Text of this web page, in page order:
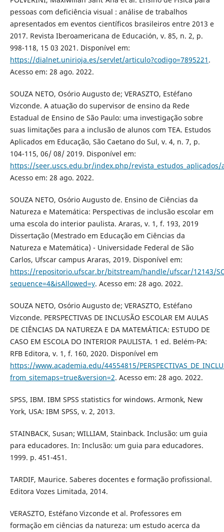
pessoas com deficiência visual : análise de trabalhos
apresentados em eventos científicos brasileiros entre 2013 e
2017. Revista Iberoamericana de Educación, v. 85, n. 2, p.
998-118, 15 03 2021. Disponível em:
https://dialnet.unirioja.es/servlet/articulo?codigo=7895221 .
Acesso em: 28 ago. 2022.
SOUZA NETO, Osório Augusto de; VERASZTO, Estéfano
Vizconde. A atuação do supervisor de ensino da Rede
Estadual de Ensino de São Paulo: uma investigação sobre
suas limitações para a inclusão de alunos com TEA. Estudos
Aplicados em Educação, São Caetano do Sul, v. 4, n. 7, p.
104-115, 06/ 08/ 2019. Disponível em:
https://seer.uscs.edu.br/index.php/
Acesso em: 28 ago. 2022.
SOUZA NETO, Osório Augusto de. Ensino de Ciências da
Natureza e Matemática: Perspectivas de inclusão escolar em
uma escola do interior paulista. Araras, v. 1, f. 193, 2019
Dissertação (Mestrado em Educação em Ciências da
Natureza e Matemática) - Universidade Federal de São
Carlos, Ufscar campus Araras, 2019. Disponível em:
https://repositorio.ufscar.br/bitstream/handle/ufscar/12143/
sequence=4&isAllowed=y. Acesso em: 28 ago. 2022.
SOUZA NETO, Osório Augusto de; VERASZTO, Estéfano
Vizconde. PERSPECTIVAS DE INCLUSÃO ESCOLAR EM AULAS
DE CIÊNCIAS DA NATUREZA E DA MATEMÁTICA: ESTUDO DE
CASO EM ESCOLA DO INTERIOR PAULISTA. 1 ed. Belém-PA:
RFB Editora, v. 1, f. 160, 2020. Disponível em
https://www.academia.edu/44554815/
from_sitemaps=true&version=2. Acesso em: 28 ago. 2022.
SPSS, IBM. IBM SPSS statistics for windows. Armonk, New
York, USA: IBM SPSS, v. 2, 2013.
STAINBACK, Susan; WILLIAM, Stainback. Inclusão: um guia
para educadores. In: Inclusão: um guia para educadores.
1999. p. 451-451.
TARDIF, Maurice. Saberes docentes e formação profissional.
Editora Vozes Limitada, 2014.
VERASZTO, Estéfano Vizconde et al. Professores em
formação em ciências da natureza: um estudo acerca da